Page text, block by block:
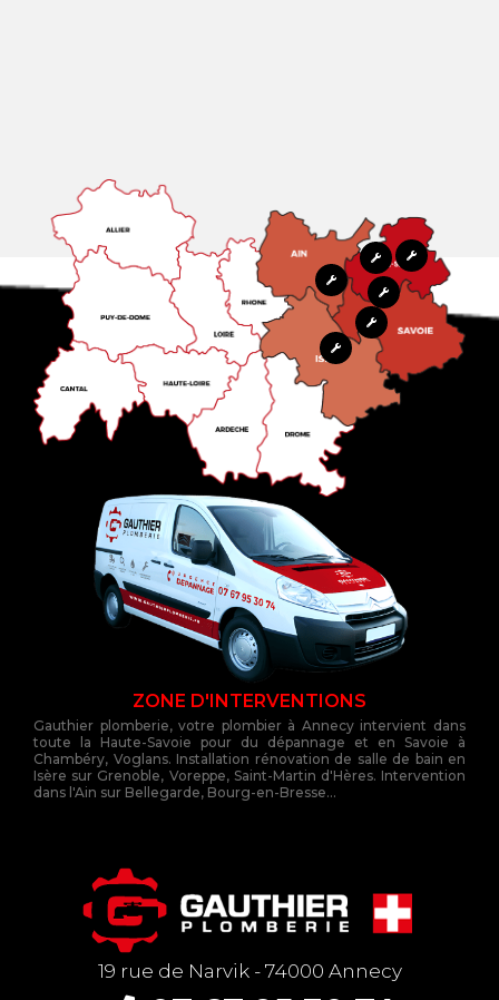
ZONE D'INTERVENTIONS
Gauthier plomberie, votre plombier à Annecy intervient dans
toute la Haute-Savoie pour du dépannage et en Savoie à
Chambéry, Voglans. Installation rénovation de salle de bain en
Isère sur Grenoble, Voreppe, Saint-Martin d'Hères. Intervention
dans l'Ain sur Bellegarde, Bourg-en-Bresse...
19 rue de Narvik - 74000 Annecy